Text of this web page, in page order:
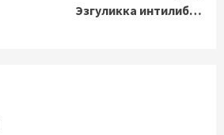
Эзгуликка интилиб…